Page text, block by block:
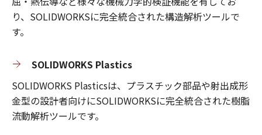
り、SOLIDWORKSに完全統合された構造解析ツールで
す。
SOLIDWORKS Plastics
SOLIDWORKS Plasticsは、プラスチック部品や射出成形
金型の設計者向けにSOLIDWORKSに完全統合された樹脂
流動解析ツールです。